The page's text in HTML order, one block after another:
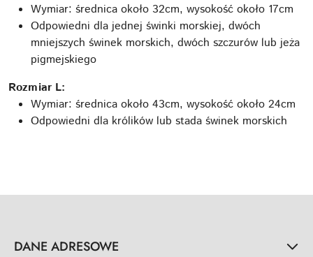
Wymiar: średnica około 32cm, wysokość około 17cm
Odpowiedni dla jednej świnki morskiej, dwóch
mniejszych świnek morskich, dwóch szczurów lub jeża
pigmejskiego
Rozmiar L:
Wymiar: średnica około 43cm, wysokość około 24cm
Odpowiedni dla królików lub stada świnek morskich
DANE ADRESOWE